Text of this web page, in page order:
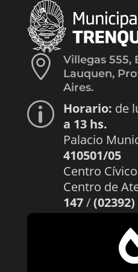

Villegas 555,
Lauquen,
Aires.
p Horario: de
a 13 hs.
Palacio
410501/05
Centro Cívico
Centro de
147/